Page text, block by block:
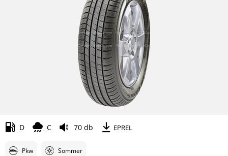
D C 70 db EPREL
Pkw Sommer